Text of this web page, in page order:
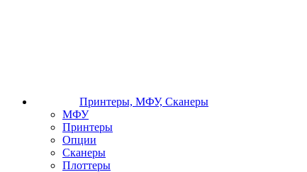
Принтеры, МФУ, Сканеры
МФУ
Принтеры
Опции
Сканеры
Плоттеры